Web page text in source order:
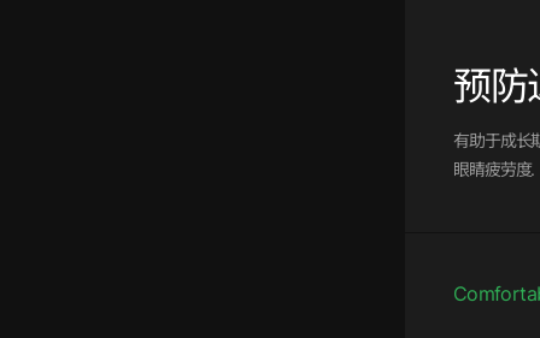
预防
有助于成长
眼睛疲劳度.